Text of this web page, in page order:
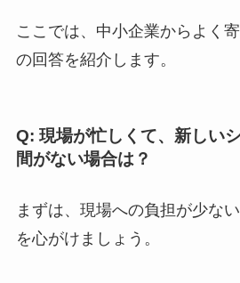
ここでは、中小企業からよく
の回答を紹介します。
Q: 現場が忙しくて、新しい
間がない場合は？
まずは、現場への負担が少な
を心がけましょう。